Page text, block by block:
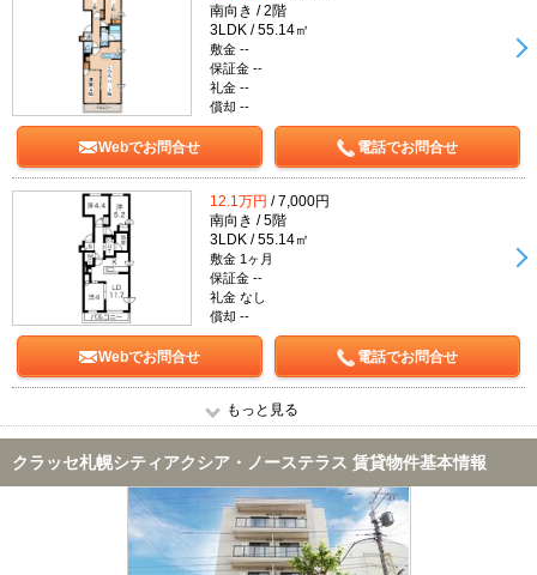
南向き / 2階
3LDK / 55.14㎡
敷金 --
保証金 --
礼金 --
償却 --
Webでお問合せ 電話でお問合せ
12.1万円 / 7,000円
南向き / 5階
3LDK / 55.14㎡
敷金 1ヶ月
保証金 --
礼金 なし
償却 --
Webでお問合せ 電話でお問合せ
もっと見る
クラッセ札幌シティアクシア・ノーステラス 賃貸物件基本情報